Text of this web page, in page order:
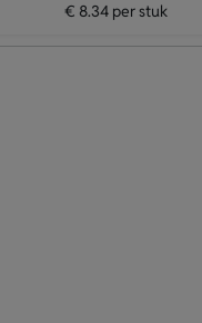
€ 8.34 per stuk